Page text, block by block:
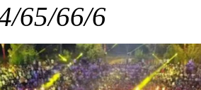
65/66/6